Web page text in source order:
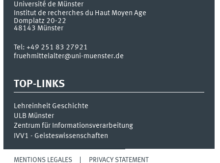
Université de Münster
Institut de recherches du Haut Moyen Age
Domplatz 20-22
48143 Münster
Tel:+49 251 83 27921
fruehmittelalter@uni-muenster.de
TOP-LINKS
Lehreinheit Geschichte
ULB Münster
Zentrum für Informationsverarbeitung
IVV1 - Geisteswissenschaften
MENTIONS LÉGALES PRIVACY STATEMENT